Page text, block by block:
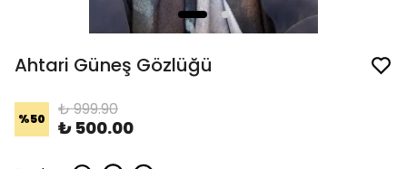
Ahtari Güneş Gözlüğü
%50 ₺ 999.90
₺ 500.00